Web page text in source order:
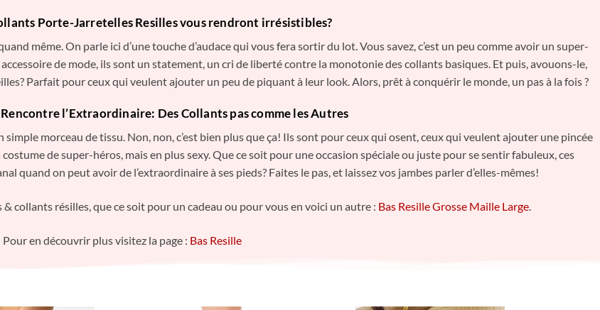
Porte-Jarretelles Resilles vous rendront irrésistibles?
même. On parle ici d’une touche d’audace qui vous fera sortir du lot. Vous savez, c’est un peu comme avoir un super-
de mode, ils sont un statement, un cri de liberté contre la monotonie des collants basiques. Et puis, avouons-le,
Parfait pour ceux qui veulent ajouter un peu de piquant à leur look. Alors, prêt à conquérir le monde, un pas à la fois ?
l’Extraordinaire: Des Collants pas comme les Autres
morceau de tissu. Non, non, c’est bien plus que ça! Ils sont pour ceux qui osent, ceux qui veulent ajouter une pincée
de super-héros, mais en plus sexy. Que ce soit pour une occasion spéciale ou juste pour se sentir fabuleux, ces
quand on peut avoir de l’extraordinaire à ses pieds? Faites le pas, et laissez vos jambes parler d’elles-mêmes!
collants résilles, que ce soit pour un cadeau ou pour vous en voici un autre : Bas Resille Grosse Maille Large.
Pour en découvrir plus visitez la page : Bas Resille